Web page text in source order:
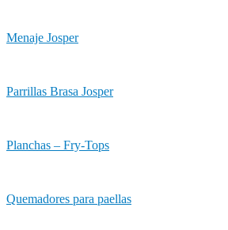
Menaje Josper
Parrillas Brasa Josper
Planchas – Fry-Tops
Quemadores para paellas